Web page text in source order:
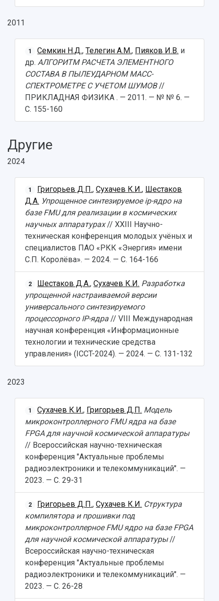
2011
1 Семкин Н.Д.,Телегин А.М., Пияков И.В. и
др. АЛГОРИТМ РАСЧЕТА ЭЛЕМЕНТНОГО
СОСТАВА В ПЫЛЕУДАРНОМ МАСС-
СПЕКТРОМЕТРЕ С УЧЕТОМ ШУМОВ//
ПРИКЛАДНАЯ ФИЗИКА . — 2011. — № № 6. —
С. 155-160
Другие
2024
1 Григорьев Д.П.,Сухачев К.И., Шестаков
Д.А. Упрощенное синтезируемое ip-ядро на
базе FMU для реализации в космических
научных аппаратурах// XXIII Научно-
техническая конференция молодых учёных и
специалистов ПАО «РКК «Энергия» имени
С.П. Королёва». — 2024. — С. 164-166
2 Шестаков Д.А.,Сухачев К.И. Разработка
упрощенной настраиваемой версии
универсального синтезируемого
процессорного IP-ядра // VIII Международная
научная конференция «Информационные
технологии и технические средства
управления» (ICCT-2024). — 2024. — С. 131-132
2023
1 Сухачев К.И., Григорьев Д.П. Модель
микроконтроллерного FMU ядра на базе
FPGA для научной космической аппаратуры
// Всероссийская научно-техническая
конференция "Актуальные проблемы
радиоэлектроники и телекоммуникаций". —
2023. — С. 29-31
2 Григорьев Д.П.,Сухачев К.И. Структура
компилятора и прошивки под
микроконтроллерное FMU ядро на базе FPGA
для научной космической аппаратуры//
Всероссийская научно-техническая
конференция "Актуальные проблемы
радиоэлектроники и телекоммуникаций". —
2023. — С. 26-28